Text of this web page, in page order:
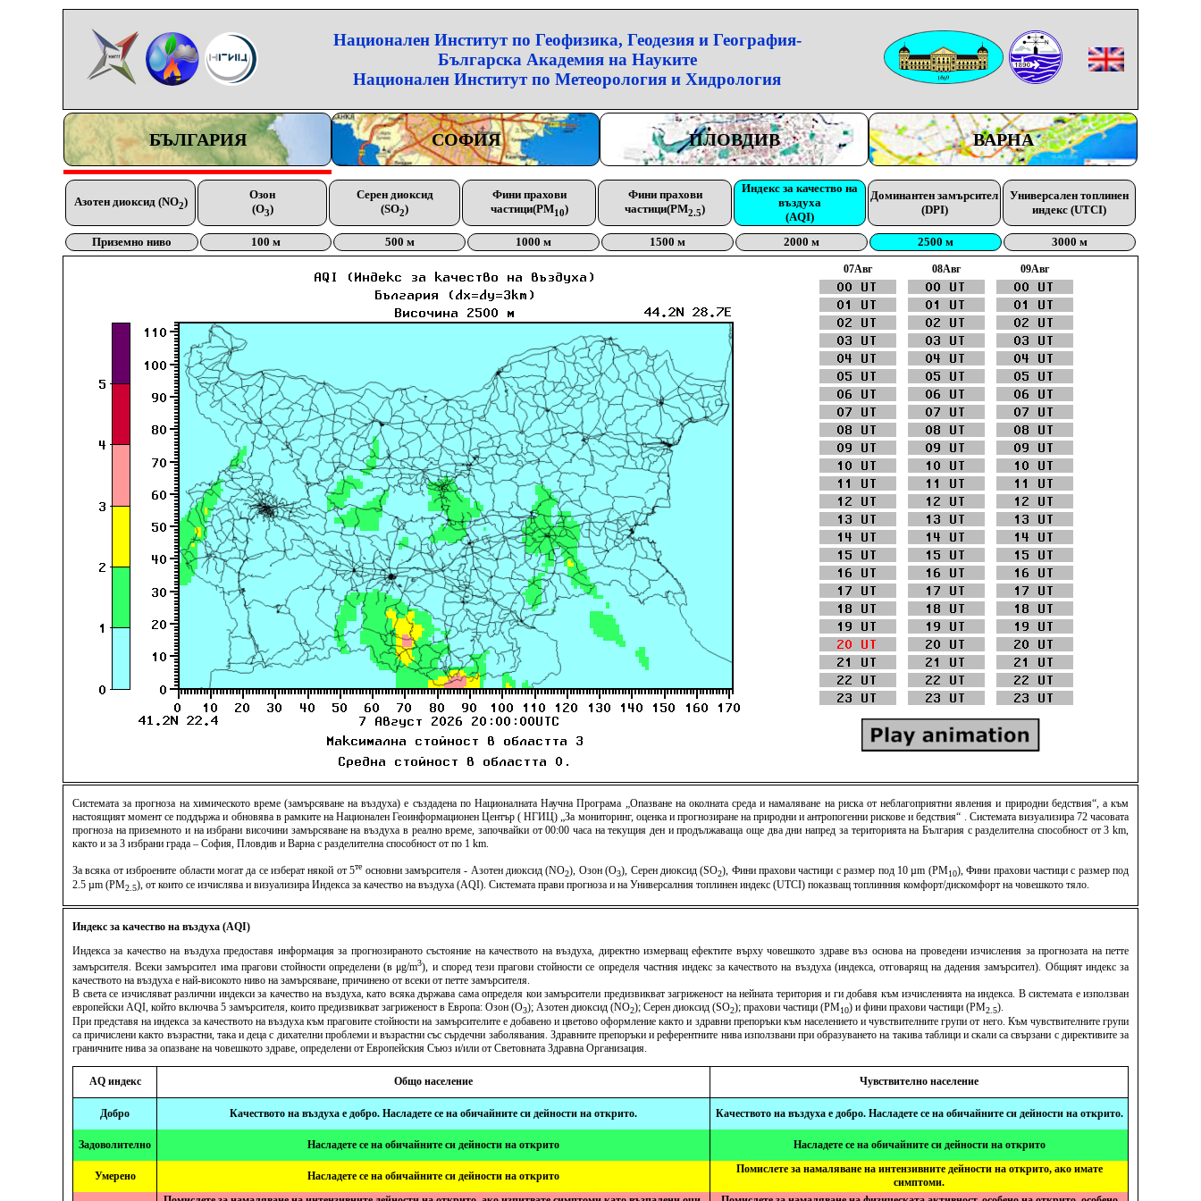
Национален Институт по Геофизика, Геодезия и География-
Българска Академия на Науките
Национален Институт по Метеорология и Хидрология
БЪЛГАРИЯ СОФИЯ ПЛОВДИВ ВАРНА
Азотен диоксид (NO2)
Озон
(O3)
Серен диоксид
(SO2)
Фини прахови
частици(PM10)
Фини прахови
частици(PM2.5)
Индекс за качество на
въздуха
(AQI)
Доминантен замърсител
(DPI)
Универсален топлинен
индекс (UTCI)
Приземно ниво 100 м 500 м 1000 м 1500 м 2000 м 2500 м 3000 м
07Aвг 08Aвг 09Aвг
Системата за прогноза на химическото време (замърсяване на въздуха) е създадена по Националната Научна Програма „Опазване на околната среда и намаляване на риска от неблагоприятни явления и природни бедствия“, а към
настоящият момент се поддържа и обновява в рамките на Национален Геоинформационен Център ( НГИЦ) „За мониторинг, оценка и прогнозиране на природни и антропогенни рискове и бедствия“ . Системата визуализира 72 часовата
прогноза на приземното и на избрани височини замърсяване на въздуха в реално време, започвайки от 00:00 часа на текущия ден и продължаваща още два дни напред за територията на България с разделителна способност от 3 km,
както и за 3 избрани града – София, Пловдив и Варна с разделителна способност от по 1 km.
За всяка от изброените области могат да се изберат някой от 5те основни замърсителя - Азотен диоксид (NO2), Озон (O3), Серен диоксид (SO2), Фини прахови частици с размер под 10 µm (PM10), Фини прахови частици с размер под
2.5 µm (PM2.5), от които се изчислява и визуализира Индекса за качество на въздуха (AQI). Системата прави прогноза и на Универсалния топлинен индекс (UTCI) показващ топлинния комфорт/дискомфорт на човешкото тяло.
Индекс за качество на въздуха (AQI)
Индекса за качество на въздуха предоставя информация за прогнозираното състояние на качеството на въздуха, директно измерващ ефектите върху човешкото здраве въз основа на проведени изчисления за прогнозата на петте
замърсителя. Всеки замърсител има прагови стойности определени (в μg/m3), и според тези прагови стойности се определя частния индекс за качеството на въздуха (индекса, отговарящ на дадения замърсител). Общият индекс за
качеството на въздуха е най-високото ниво на замърсяване, причинено от всеки от петте замърсителя.
В света се изчисляват различни индекси за качество на въздуха, като всяка държава сама определя кои замърсители предизвикват загриженост на нейната територия и ги добавя към изчисленията на индекса. В системата е използван
европейски AQI, който включва 5 замърсителя, които предизвикват загриженост в Европа: Озон (O3); Азотен диоксид (NO2); Серен диоксид (SO2); прахови частици (PM10) и фини прахови частици (PM2.5).
При представя на индекса за качеството на въздуха към праговите стойности на замърсителите е добавено и цветово оформление както и здравни препоръки към населението и чувствителните групи от него. Към чувствителните групи
са причислени както възрастни, така и деца с дихателни проблеми и възрастни със сърдечни заболявания. Здравните препоръки и референтните нива използвани при образуването на такива таблици и скали са свързани с директивите за
граничните нива за опазване на човешкото здраве, определени от Европейския Съюз и/или от Световната Здравна Организация.
AQ индекс Общо население Чувствително население
Добро Качеството на въздуха е добро. Насладете се на обичайните си дейности на открито. Качеството на въздуха е добро. Насладете се на обичайните си дейности на открито.
Задоволително Насладете се на обичайните си дейности на открито Насладете се на обичайните си дейности на открито
Умерено Насладете се на обичайните си дейности на открито
Помислете за намаляване на интензивните дейности на открито, ако имате
симптоми.